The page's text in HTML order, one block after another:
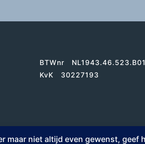
BTWnr NL1943.46.523.B01
KvK 30227193